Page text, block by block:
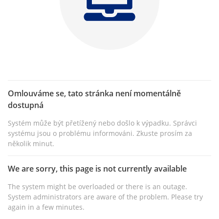
Omlouváme se, tato stránka není momentálně
dostupná
Systém může být přetížený nebo došlo k výpadku. Správci
systému jsou o problému informováni. Zkuste prosím za
několik minut.
We are sorry, this page is not currently available
The system might be overloaded or there is an outage.
System administrators are aware of the problem. Please try
again in a few minutes.